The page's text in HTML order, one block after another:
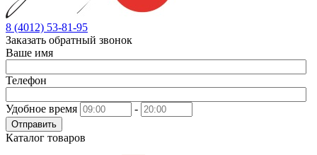
8 (4012) 53-81-95
Заказать обратный звонок
Ваше имя
Телефон
Удобное время -
Отправить
Каталог товаров